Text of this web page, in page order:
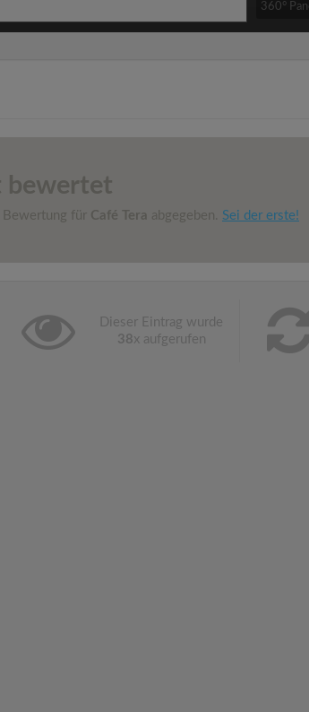
360°
bewertet
Bewertung für Café Tera abgegeben. Sei der erste!
Dieser Eintrag wurde
38x aufgerufen